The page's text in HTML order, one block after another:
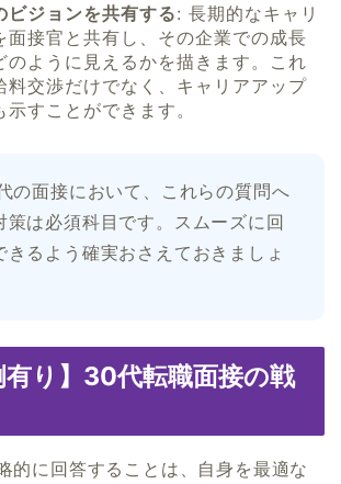
ビジョンを共有する: 長期的なキャリ
面接官と共有し、その企業での成長
のように見えるかを描きます。これ
料交渉だけでなく、キャリアアップ
すことができます。
の面接において、これらの質問へ
策は必須科目です。スムーズに回
きるよう確実おさえておきましょ
有り】30代転職面接の戦
的に回答することは、自身を最適な